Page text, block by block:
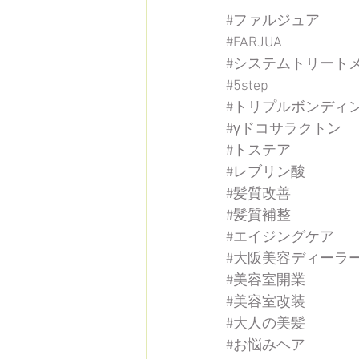
#ファルジュア
#FARJUA
#システムトリート
#5step
#トリプルボンディ
#γドコサラクトン
#トステア
#レブリン酸
#髪質改善
#髪質補整
#エイジングケア
#大阪美容ディーラ
#美容室開業
#美容室改装
#大人の美髪
#お悩みヘア